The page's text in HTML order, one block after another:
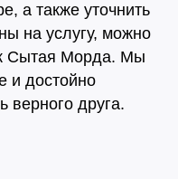
а также уточнить
на услугу, можно
Сытая Морда. Мы
и достойно
верного друга.